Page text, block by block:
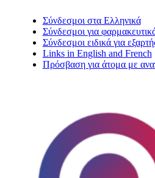
Σύνδεσμοι στα Ελληνικά
Σύνδεσμοι για
Σύνδεσμοι ειδικά για
Links in English and French
Πρόσβαση για άτομα με